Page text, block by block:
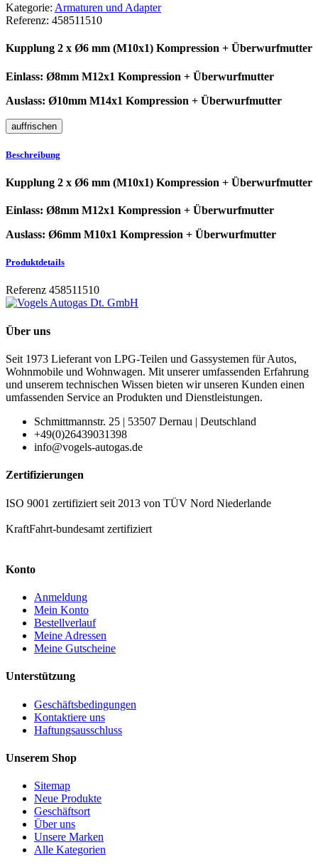
Kategorie: Armaturen und Adapter
Referenz: 458511510
Kupplung 2 x Ø6 mm (M10x1) Kompression + Überwurfmutter
Einlass: Ø8mm M12x1 Kompression + Überwurfmutter
Auslass: Ø10mm M14x1 Kompression + Überwurfmutter
Beschreibung
Kupplung 2 x Ø6 mm (M10x1) Kompression + Überwurfmutter
Einlass: Ø8mm M12x1 Kompression + Überwurfmutter
Auslass: Ø6mm M10x1 Kompression + Überwurfmutter
Produktdetails
Referenz 458511510
Über uns
Seit 1973 Lieferant von LPG-Teilen und Gassystemen für Autos,
Wohnmobile und Wohnwagen. Mit unserer umfassenden Erfahrung
und unserem technischen Wissen bieten wir unseren Kunden einen
umfassenden Service an Produkten und Dienstleistungen.
Schmittmannstr. 25 | 53507 Dernau | Deutschland
+49(0)26439031398
info@vogels-autogas.de
Zertifizierungen
ISO 9001 zertifiziert seit 2013 von TÜV Nord Niederlande
KraftFahrt-bundesamt zertifiziert
Konto
Anmeldung
Mein Konto
Bestellverlauf
Meine Adressen
Meine Gutscheine
Unterstützung
Geschäftsbedingungen
Kontaktiere uns
Haftungsausschluss
Unserem Shop
Sitemap
Neue Produkte
Geschäftsort
Über uns
Unsere Marken
Alle Kategorien